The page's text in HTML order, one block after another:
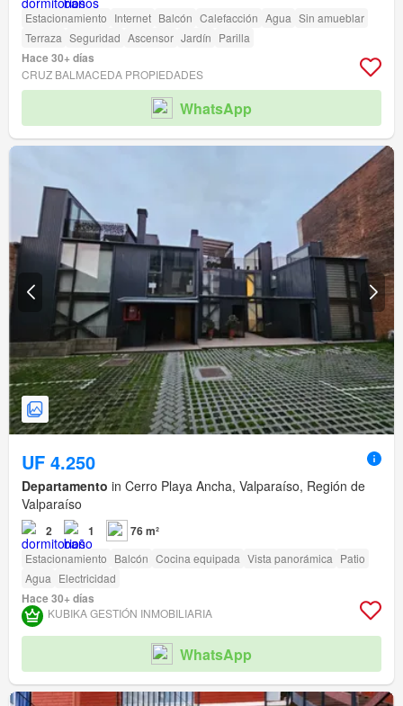
Estacionamiento Internet Balcón Calefacción Agua Sin amueblar
Terraza Seguridad Ascensor Jardín Parilla
Hace 30+ días
CRUZ BALMACEDA PROPIEDADES
WhatsApp
UF 4.250
Departamento in Cerro Playa Ancha, Valparaíso, Región de
Valparaíso
2 1 76 m²
Estacionamiento Balcón Cocina equipada Vista panorámica Patio
Agua Electricidad
Hace 30+ días
KUBIKA GESTIÓN INMOBILIARIA
WhatsApp